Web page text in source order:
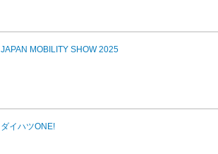
JAPAN MOBILITY SHOW 2025
ダイハツONE!